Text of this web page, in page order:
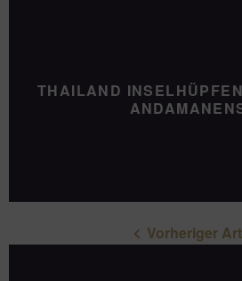
THAILAND
Vorheriger